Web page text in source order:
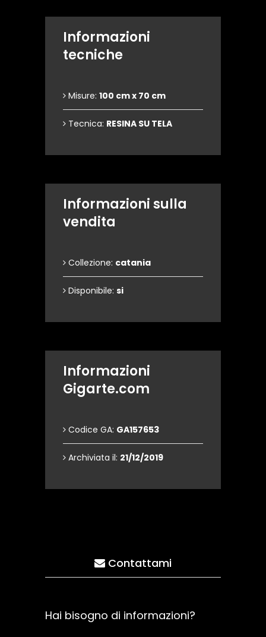
Informazioni
tecniche
Misure: 100 cm x 70 cm
Tecnica: RESINA SU TELA
Informazioni sulla
vendita
Collezione: catania
Disponibile: si
Informazioni
Gigarte.com
Codice GA: GA157653
Archiviata il: 21/12/2019
Contattami
Hai bisogno di informazioni?